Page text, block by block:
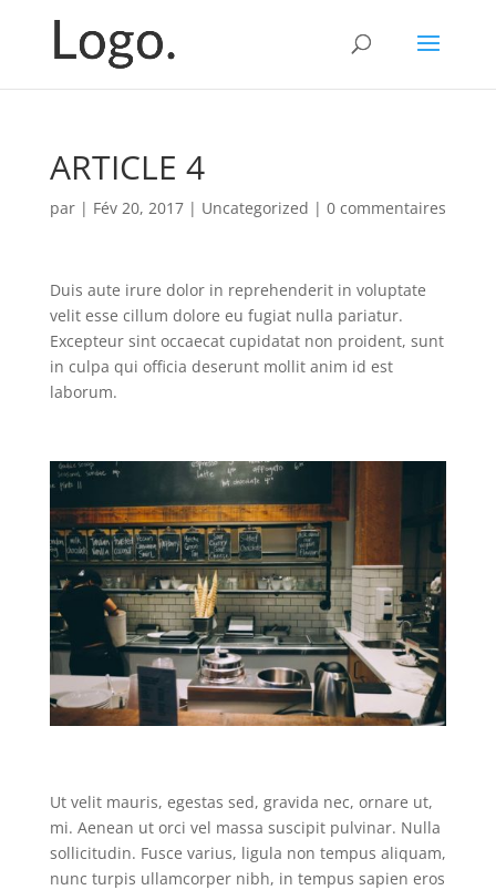
ARTICLE 4
par | Fév 20, 2017| Uncategorized | 0 commentaires
Duis aute irure dolor in reprehenderit in voluptate
velit esse cillum dolore eu fugiat nulla pariatur.
Excepteur sint occaecat cupidatat non proident, sunt
in culpa qui officia deserunt mollit anim id est
laborum.
Ut velit mauris, egestas sed, gravida nec, ornare ut,
mi. Aenean ut orci vel massa suscipit pulvinar. Nulla
sollicitudin. Fusce varius, ligula non tempus aliquam,
nunc turpis ullamcorper nibh, in tempus sapien eros